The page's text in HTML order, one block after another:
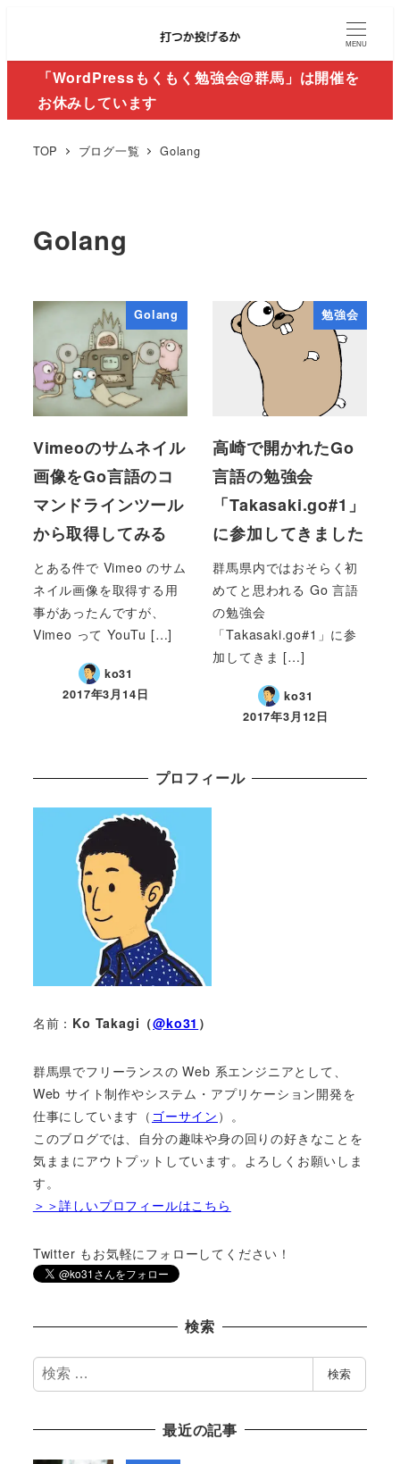
MENU
「WordPressもくもく勉強会@群馬」は開催を
お休みしています
TOP ブログ一覧 Golang
Golang
Golang
Vimeoのサムネイル
画像をGo言語のコ
マンドラインツール
から取得してみる
とある件で Vimeo のサム
ネイル画像を取得する用
事があったんですが、
Vimeo って YouTu […]
ko31
2017年3月14日
勉強会
高崎で開かれたGo
言語の勉強会
「Takasaki.go#1」
に参加してきました
群馬県内ではおそらく初
めてと思われる Go 言語
の勉強会
「Takasaki.go#1」に参
加してきま […]
ko31
2017年3月12日
プロフィール
名前： Ko Takagi（@ko31 ）
群馬県でフリーランスの Web 系エンジニアとして、
Web サイト制作やシステム・アプリケーション開発を
仕事にしています（ ゴーサイン ）。
このブログでは、自分の趣味や身の回りの好きなことを
気ままにアウトプットしています。よろしくお願いしま
す。
＞＞詳しいプロフィールはこちら
Twitter もお気軽にフォローしてください！
検索
検
索
検索
最近の記事